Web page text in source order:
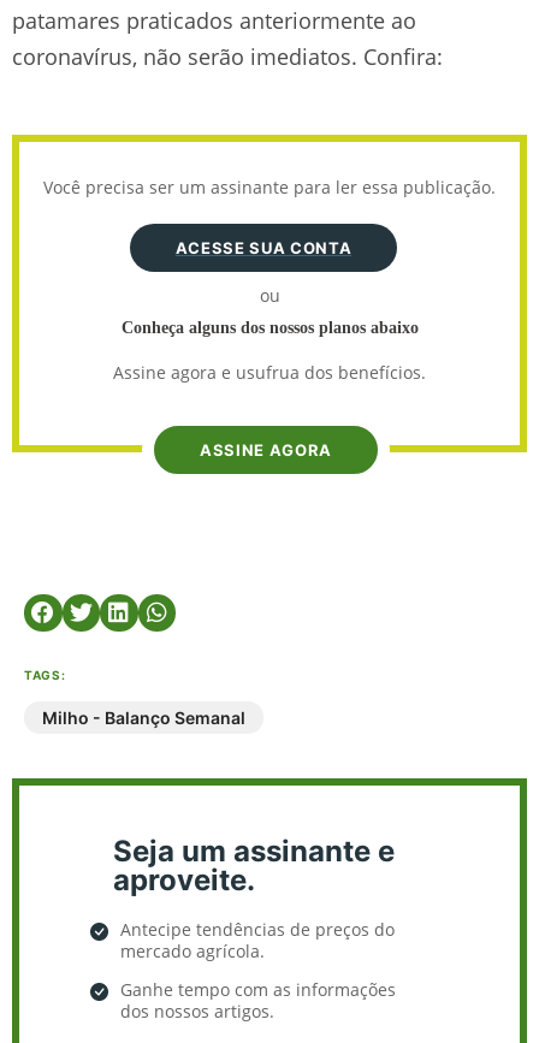
patamares praticados anteriormente ao
coronavírus, não serão imediatos. Confira:
Você precisa ser um assinante para ler essa publicação.
ACESSE SUA CONTA
ou
Conheça alguns dos nossos planos abaixo
Assine agora e usufrua dos benefícios.
ASSINE AGORA
TAGS:
Milho - Balanço Semanal
Seja um assinante e
aproveite.
Antecipe tendências de preços do
mercado agrícola.
Ganhe tempo com as informações
dos nossos artigos.